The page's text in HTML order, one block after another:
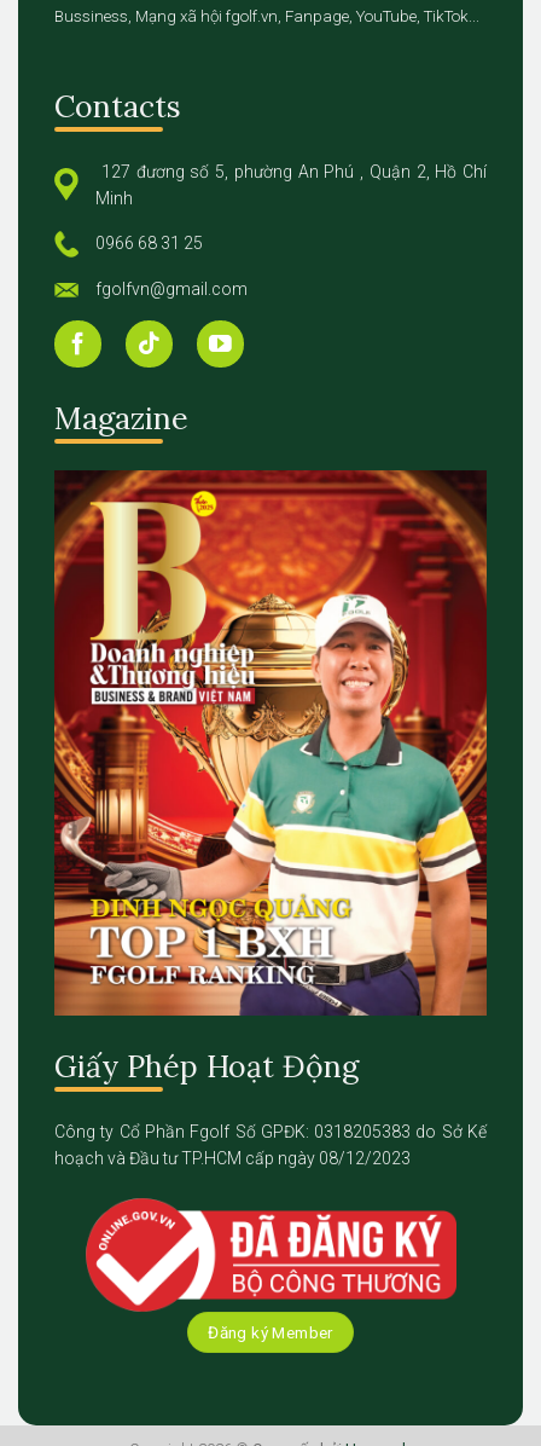
Bussiness, Mạng xã hội fgolf.vn, Fanpage, YouTube, TikTok...
Contacts
127 đương số 5, phường An Phú , Quận 2, Hồ Chí
Minh
0966 68 31 25
fgolfvn@gmail.com
Magazine
Giấy Phép Hoạt Động
Công ty Cổ Phần Fgolf Số GPĐK: 0318205383 do Sở Kế
hoạch và Đầu tư TP.HCM cấp ngày 08/12/2023
Đăng ký Member